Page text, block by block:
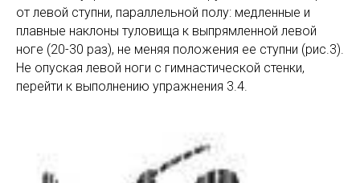
от левой ступни, параллельной полу: медленные и
плавные наклоны туловища к выпрямленной левой
ноге (20-30 раз), не меняя положения ее ступни (рис.3).
Не опуская левой ноги с гимнастической стенки,
перейти к выполнению упражнения 3.4.